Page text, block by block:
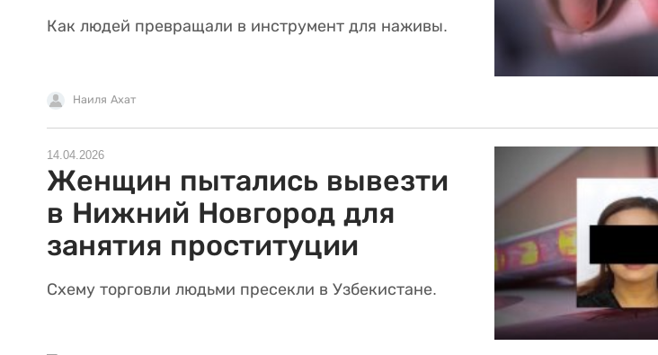
Как людей превращали в инструмент для наживы.
Наиля Ахат
14.04.2026
Женщин пытались вывезти
в Нижний Новгород для
занятия проституции
Схему торговли людьми пресекли в Узбекистане.